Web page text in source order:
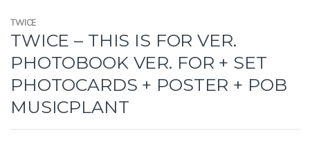
TWICE
TWICE – THIS IS FOR VER.
PHOTOBOOK VER. FOR + SET
PHOTOCARDS + POSTER + POB
MUSICPLANT